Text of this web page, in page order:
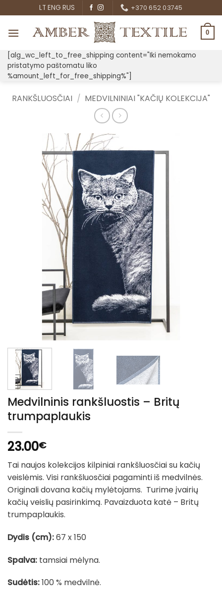
to
content
LT ENG RUS +370 652 03745
0
[alg_wc_left_to_free_shipping content="Iki nemokamo
pristatymo paštomatu liko
%amount_left_for_free_shipping%"]
RANKŠLUOSČIAI / MEDVILNINIAI "KAČIŲ KOLEKCIJA"
Medvilninis rankšluostis – Britų
trumpaplaukis
23.00€
Tai naujos kolekcijos kilpiniai rankšluosčiai su kačių
veislėmis. Visi rankšluosčiai pagaminti iš medvilnės.
Originali dovana kačių mylėtojams. Turime įvairių
kačių veislių pasirinkimą. Pavaizduota katė – Britų
trumpaplaukis.
Dydis (cm):67 x 150
Spalva: tamsiai mėlyna.
Sudėtis:100 % medvilnė.